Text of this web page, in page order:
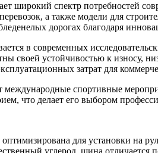
широкий спектр потребностей
а также модели для
дорогах благодаря
в современных
своей устойчивостью к износу,
затрат для
международные спортивные
что делает его выбором
оптимизирована для установки на